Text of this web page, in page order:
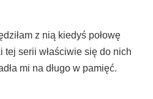
z nią kiedyś połowę
serii właściwie się do nich
mi na długo w pamięć.